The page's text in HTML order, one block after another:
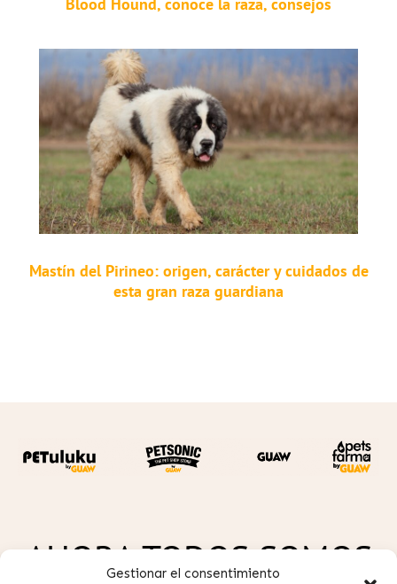
Gestionar el consentimiento
Mastín del Pirineo: origen, carácter y cuidados de
esta gran raza guardiana
AHORA TODOS SOMOS